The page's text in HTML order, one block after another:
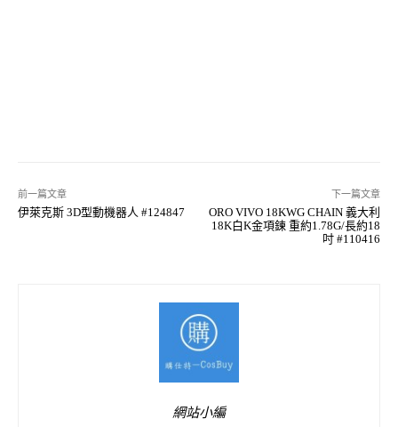
前一篇文章
伊萊克斯 3D型動機器人 #124847
下一篇文章
ORO VIVO 18KWG CHAIN 義大利
18K白K金項鍊 重約1.78G/長約18
吋 #110416
網站小編